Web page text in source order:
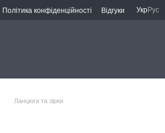
Політика конфіденційності Відгуки УкрРус
Ланцюги та зірки